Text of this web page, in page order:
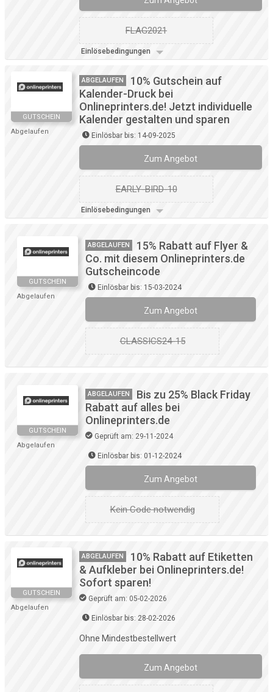
FLAG2021
Einlösebedingungen
GUTSCHEIN
Abgelaufen
ABGELAUFEN
10% Gutschein auf
Kalender-Druck bei
Onlineprinters.de! Jetzt individuelle
Kalender gestalten und sparen
Einlösbar bis: 14-09-2025
Zum Angebot
EARLY-BIRD-10
Einlösebedingungen
GUTSCHEIN
Abgelaufen
ABGELAUFEN
15% Rabatt auf Flyer &
Co. mit diesem Onlineprinters.de
Gutscheincode
Einlösbar bis: 15-03-2024
Zum Angebot
CLASSICS24-15
GUTSCHEIN
Abgelaufen
ABGELAUFEN
Bis zu 25% Black Friday
Rabatt auf alles bei
Onlineprinters.de
Geprüft am: 29-11-2024
Einlösbar bis: 01-12-2024
Zum Angebot
Kein Code notwendig
GUTSCHEIN
Abgelaufen
ABGELAUFEN
10% Rabatt auf Etiketten
& Aufkleber bei Onlineprinters.de!
Sofort sparen!
Geprüft am: 05-02-2026
Einlösbar bis: 28-02-2026
Ohne Mindestbestellwert
Zum Angebot